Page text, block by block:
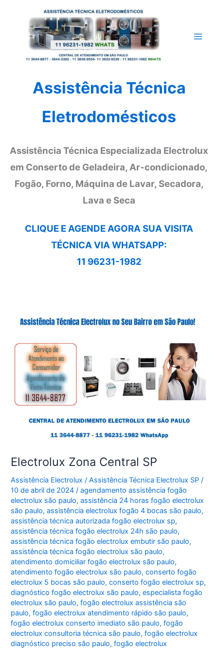
conteúdo
Assistência Técnica
Eletrodomésticos
Assistência Técnica Especializada Electrolux
em Conserto de Geladeira, Ar-condicionado,
Fogão, Forno, Máquina de Lavar, Secadora,
Lava e Seca
CLIQUE E AGENDE AGORA SUA VISITA
TÉCNICA VIA WHATSAPP:
11 96231-1982
Electrolux Zona Central SP
Assistência Electrolux /Assistência Técnica Electrolux SP/
10 de abril de 2024/agendamento assistência fogão
electrolux são paulo,assistência 24 horas fogão electrolux
são paulo,assistência electrolux fogão 4 bocas são paulo,
assistência técnica autorizada fogão electrolux sp,
assistência técnica fogão electrolux 24h são paulo,
assistência técnica fogão electrolux embutir são paulo,
assistência técnica fogão electrolux são paulo,
atendimento domiciliar fogão electrolux são paulo,
atendimento fogão electrolux são paulo,conserto fogão
electrolux 5 bocas são paulo,conserto fogão electrolux sp,
diagnóstico fogão electrolux são paulo,especialista fogão
electrolux são paulo,fogão electrolux assistência são
paulo,fogão electrolux atendimento rápido são paulo,
fogão electrolux conserto imediato são paulo,fogão
electrolux consultoria técnica são paulo,fogão electrolux
diagnóstico preciso são paulo,fogão electrolux